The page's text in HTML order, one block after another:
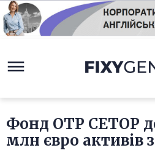
Фонд OTP CETOP
млн євро активів